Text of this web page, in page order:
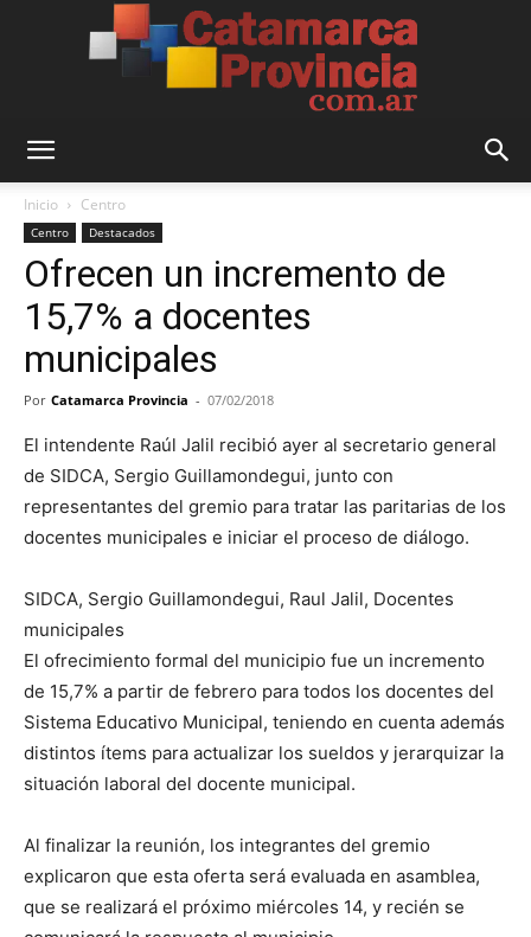
Provincia
Inicio Centro
Centro Destacados
Ofrecen un incremento de
15,7% a docentes
municipales
Por Catamarca Provincia - 07/02/2018
El intendente Raúl Jalil recibió ayer al secretario general
de SIDCA, Sergio Guillamondegui, junto con
representantes del gremio para tratar las paritarias de los
docentes municipales e iniciar el proceso de diálogo.
SIDCA, Sergio Guillamondegui, Raul Jalil, Docentes
municipales
El ofrecimiento formal del municipio fue un incremento
de 15,7% a partir de febrero para todos los docentes del
Sistema Educativo Municipal, teniendo en cuenta además
distintos ítems para actualizar los sueldos y jerarquizar la
situación laboral del docente municipal.
Al finalizar la reunión, los integrantes del gremio
explicaron que esta oferta será evaluada en asamblea,
que se realizará el próximo miércoles 14, y recién se